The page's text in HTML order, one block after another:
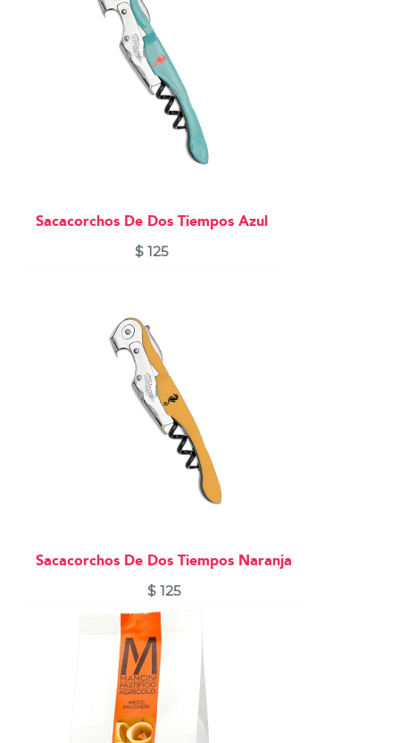
Sacacorchos De Dos Tiempos Azul
$ 125
Sacacorchos De Dos Tiempos Naranja
$125